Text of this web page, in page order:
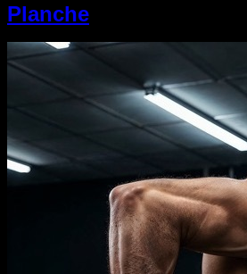
Planche